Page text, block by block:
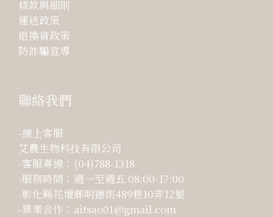
條款與細則
運送政策
退換貨政策
防詐騙宣導
聯絡我們
-線上客服
艾農生物科技有限公司
-客服專線：(04)788-1318
-服務時間：週一至週五 08:00-17:00
-彰化縣花壇鄉明德街489巷10弄12號
-異業合作：aitsao01@gmail.com